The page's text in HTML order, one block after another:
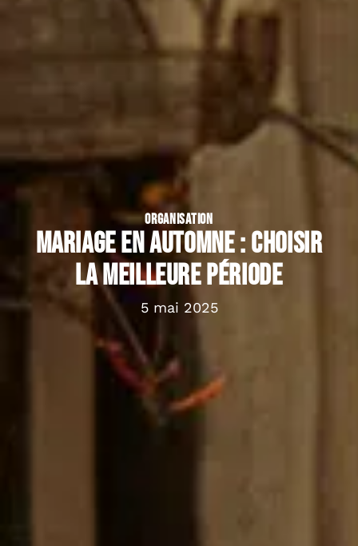
ORGANISATION
Mariage en automne : choisir
la meilleure période
5 mai 2025